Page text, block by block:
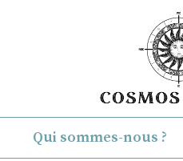
Qui sommes-nous ?